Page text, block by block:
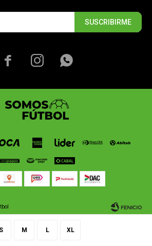
S M L XL
SUSCRIBIRME
  